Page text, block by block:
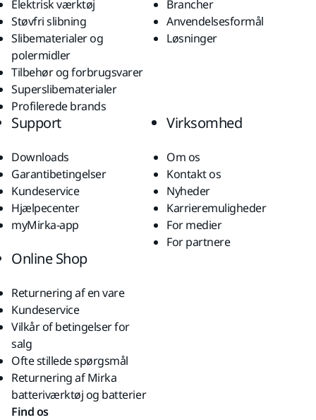
Elektrisk værktøj
Støvfri slibning
Slibematerialer og
polermidler
Tilbehør og forbrugsvarer
Superslibematerialer
Profilerede brands
Brancher
Anvendelsesformål
Løsninger
Support
Downloads
Garantibetingelser
Kundeservice
Hjælpecenter
myMirka-app
Virksomhed
Om os
Kontakt os
Nyheder
Karrieremuligheder
For medier
For partnere
Online Shop
Returnering af en vare
Kundeservice
Vilkår of betingelser for
salg
Ofte stillede spørgsmål
Returnering af Mirka
batteriværktøj og batterier
Find os